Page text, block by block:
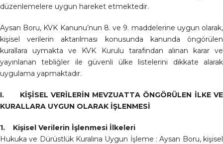
düzenlemelere uygun hareket etmektedir.
Aysan Boru, KVK Kanunu’nun 8. ve 9. maddelerine uygun olarak,
kişisel verilerin aktarılması konusunda kanunda öngörülen
kurallara uymakta ve KVK Kurulu tarafından alınan karar ve
yayınlanan tebliğler ile güvenli ülke listelerini dikkate alarak
uygulama yapmaktadır.
I. KİŞİSEL VERİLERİN MEVZUATTA ÖNGÖRÜLEN İLKE VE
KURALLARA UYGUN OLARAK İŞLENMESİ
1. Kişisel Verilerin İşlenmesi İlkeleri
Hukuka ve Dürüstlük Kuralına Uygun İşleme : Aysan Boru, kişisel